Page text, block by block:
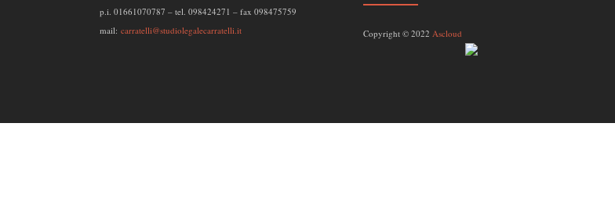
p.i. 01661070787 – tel. 098424271 – fax 098475759
mail: carratelli@studiolegalecarratelli.it Copyright © 2022 Ascloud